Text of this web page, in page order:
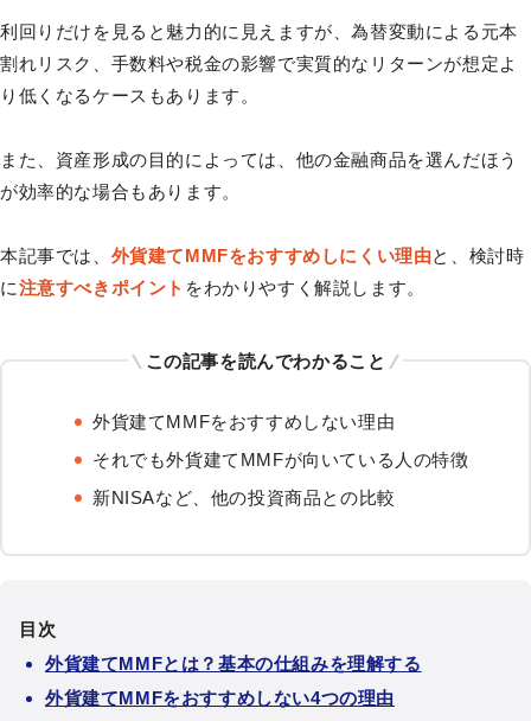
利回りだけを見ると魅力的に見えますが、為替変動による元本
割れリスク、手数料や税金の影響で実質的なリターンが想定よ
り低くなるケースもあります。
また、資産形成の目的によっては、他の金融商品を選んだほう
が効率的な場合もあります。
本記事では、 外貨建てMMFをおすすめしにくい理由と、検討時
に注意すべきポイント をわかりやすく解説します。
この記事を読んでわかること
外貨建てMMFをおすすめしない理由
それでも外貨建てMMFが向いている人の特徴
新NISAなど、他の投資商品との比較
目次
外貨建てMMFとは？基本の仕組みを理解する
外貨建てMMFをおすすめしない4つの理由